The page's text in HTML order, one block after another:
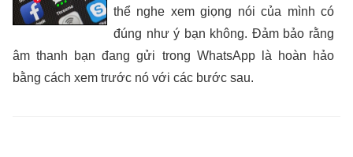
thể nghe xem giọng nói của mình có
đúng như ý bạn không. Đảm bảo rằng
âm thanh bạn đang gửi trong WhatsApp là hoàn hảo
bằng cách xem trước nó với các bước sau.